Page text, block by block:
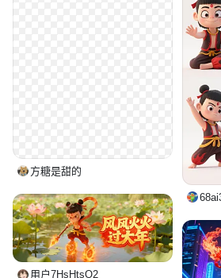
方糖是甜的
用户7HsHtsO2